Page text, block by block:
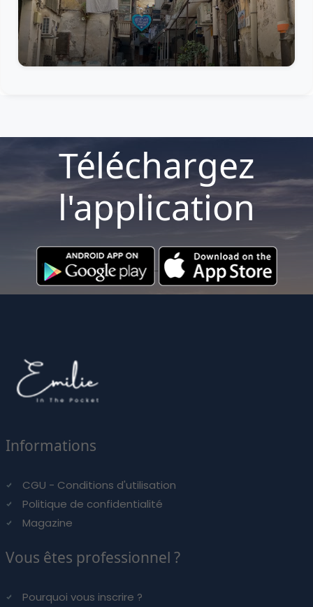
Téléchargez
l'application
Informations
CGU - Conditions d'utilisation
Politique de confidentialité
Magazine
Vous êtes professionnel ?
Pourquoi vous inscrire ?